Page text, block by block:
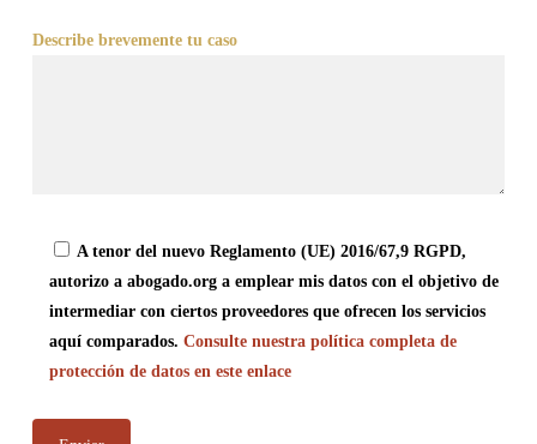
Describe brevemente tu caso
A tenor del nuevo Reglamento (UE) 2016/67,9 RGPD,
autorizo a abogado.org a emplear mis datos con el objetivo de
intermediar con ciertos proveedores que ofrecen los servicios
aquí comparados. Consulte nuestra política completa de
protección de datos en este enlace